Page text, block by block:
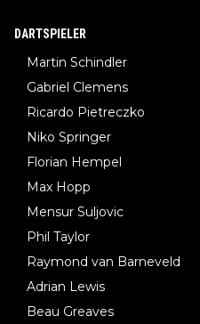
DARTSPIELER
Martin Schindler
Gabriel Clemens
Ricardo Pietreczko
Niko Springer
Florian Hempel
Max Hopp
Mensur Suljovic
Phil Taylor
Raymond van Barneveld
Adrian Lewis
Beau Greaves